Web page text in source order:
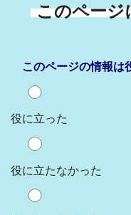
このページ
このページの情報は
役に立った
役に立たなかった